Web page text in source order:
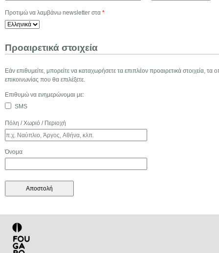
φ
ε
ί
τ
ε
σ
τ
ο
N
w
Προτιμώ να λαμβάνω newsletter στα *
Προαιρετικά στοιχεία
Eάν επιθυμείτε, μπορείτε να καταχωρήσετε τα επιπλέον προαιρετικά
επικοινωνίας που θα επιλέξετε.
Επιθυμώ να ενημερώνομαι με:
SMS
Πόλη / Χωριό / Περιοχή
Όνομα